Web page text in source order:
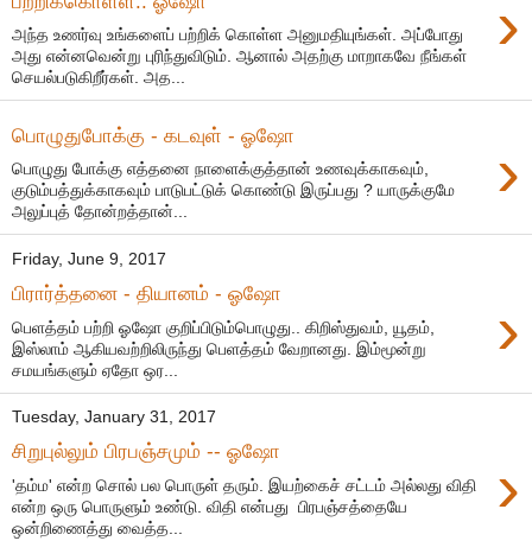
›
அந்த உணர்வு உங்களைப் பற்றிக் கொள்ள அனுமதியுங்கள். அப்போது
அது என்னவென்று புரிந்துவிடும். ஆனால் அதற்கு மாறாகவே நீங்கள்
செயல்படுகிறீர்கள். அத...
பொழுதுபோக்கு - கடவுள் - ஓஷோ ›
பொழுது போக்கு எத்தனை நாளைக்குத்தான் உணவுக்காகவும்,
குடும்பத்துக்காகவும் பாடுபட்டுக் கொண்டு இருப்பது ? யாருக்குமே
அலுப்புத் தோன்றத்தான்...
Friday, June 9, 2017
பிரார்த்தனை - தியானம் - ஓஷோ ›
பெளத்தம் பற்றி ஓஷோ குறிப்பிடும்பொழுது.. கிறிஸ்துவம், யூதம்,
இஸ்லாம் ஆகியவற்றிலிருந்து பெளத்தம் வேறானது. இம்மூன்று
சமயங்களும் ஏதோ ஒர...
Tuesday, January 31, 2017
சிறுபுல்லும் பிரபஞ்சமும் -- ஓஷோ ›
'தம்ம' என்ற சொல் பல பொருள் தரும். இயற்கைச் சட்டம் அல்லது விதி
என்ற ஒரு பொருளும் உண்டு. விதி என்பது பிரபஞ்சத்தையே
ஒன்றிணைத்து வைத்த...